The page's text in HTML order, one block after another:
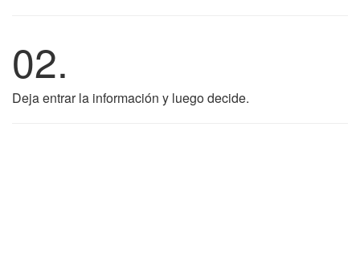
02.
Deja entrar la información y luego decide.